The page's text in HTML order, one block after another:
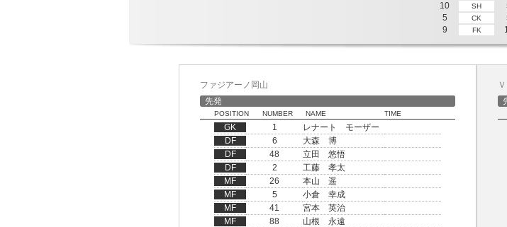
10 SH
5
CK
9
FK
ファジアーノ岡山
先発
POSITION NUMBER NAME TIME
GK 1
レナート モーザー
DF
6
大森 博
DF
48
立田 悠悟
DF
2
工藤 孝太
MF
26
本山 遥
MF
5
小倉 幸成
MF
41
宮本 英治
MF
88
山根 永遠